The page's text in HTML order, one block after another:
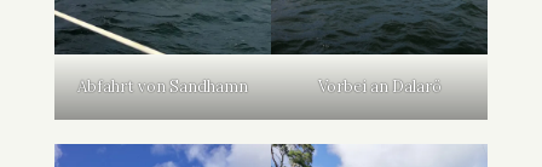
Abfahrt von Sandhamn Vorbei an Dalarö